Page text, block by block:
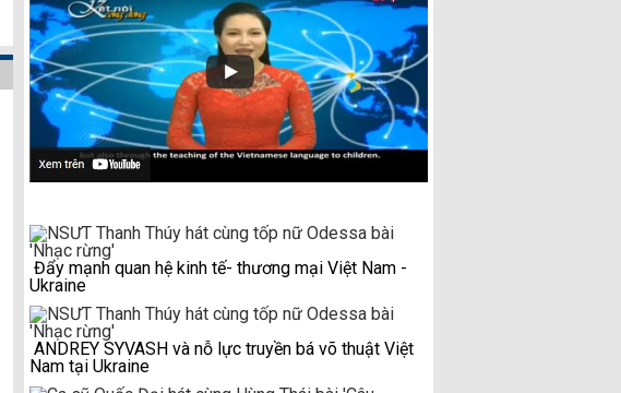
Đẩy mạnh quan hệ kinh tế- thương mại Việt Nam -
Ukraine
ANDREY SYVASH và nỗ lực truyền bá võ thuật Việt
Nam tại Ukraine